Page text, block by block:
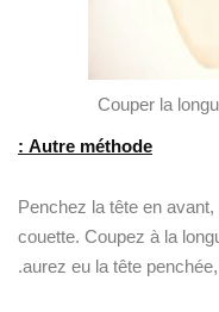
Couper la
Autre méthode :
Penchez la tête en
couette. Coupez à la
aurez eu la tête